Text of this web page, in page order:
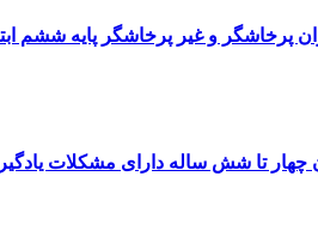
و غیر پرخاشگر پایه ششم
چهار تا شش ساله دارای مشکلات